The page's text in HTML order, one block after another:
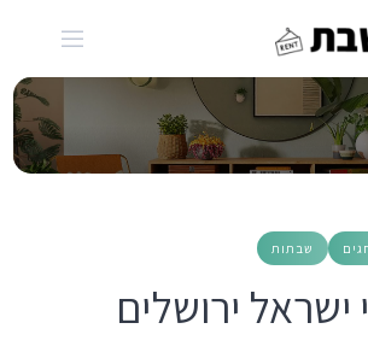
שבתות
ישראל ירושלים